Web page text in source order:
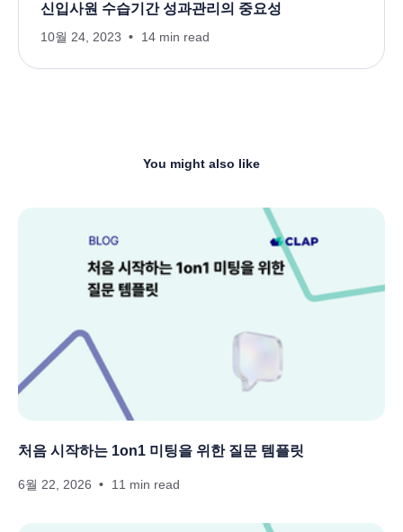
신입사원 수습기간 성과관리의 중요성
10월 24, 2023 14 min read
You might also like
처음 시작하는 1on1 미팅을 위한 질문 템플릿
6월 22, 2026 11 min read